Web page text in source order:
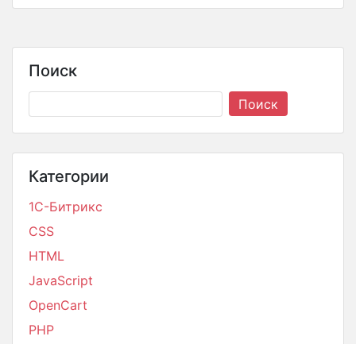
Поиск
Категории
1С-Битрикс
CSS
HTML
JavaScript
OpenCart
PHP